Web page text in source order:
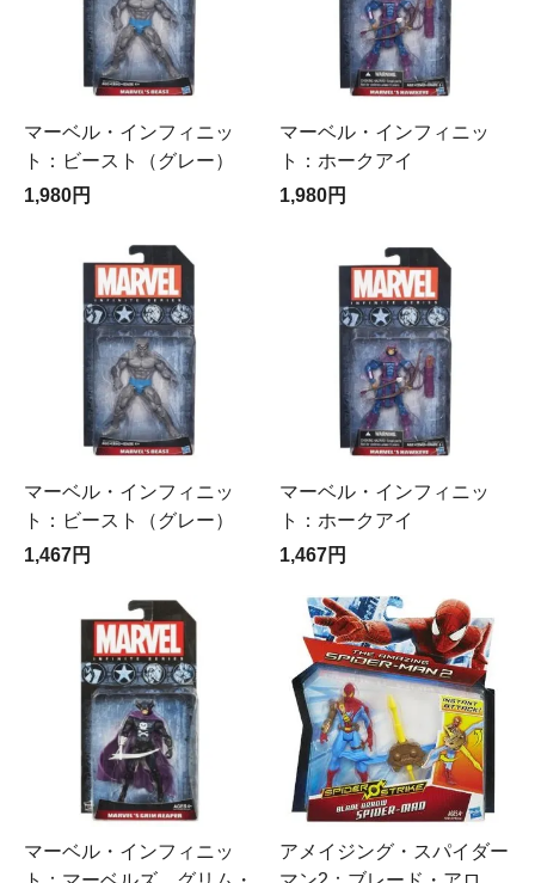
マーベル・インフィニッ
ト：ビースト（グレー）
1,980円
マーベル・インフィニッ
ト：ホークアイ
1,980円
マーベル・インフィニッ
ト：ビースト（グレー）
1,467円
マーベル・インフィニッ
ト：ホークアイ
1,467円
マーベル・インフィニッ
アメイジング・スパイダー